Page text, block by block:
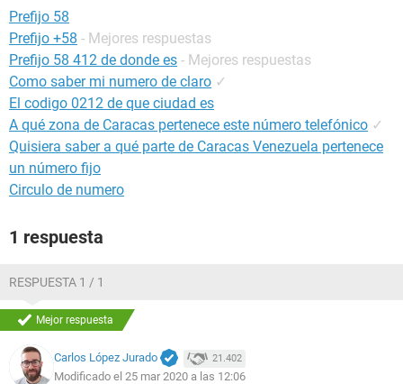
Prefijo 58
Prefijo +58 - Mejores respuestas
Prefijo 58 412 de donde es - Mejores respuestas
Como saber mi numero de claro ✓
El codigo 0212 de que ciudad es
A qué zona de Caracas pertenece este número telefónico ✓
Quisiera saber a qué parte de Caracas Venezuela pertenece
un número fijo
Circulo de numero
1 respuesta
RESPUESTA 1 / 1
Mejor respuesta
Carlos López Jurado 21.402
Modificado el 25 mar 2020 a las 12:06